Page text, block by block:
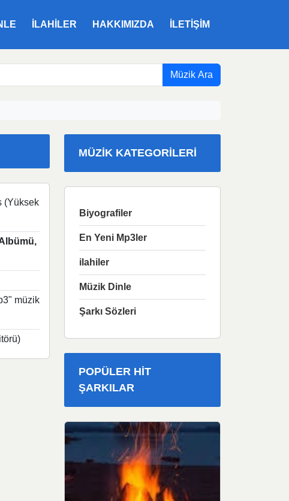
ILAHILER HAKKIMIZDA İLETIŞIM
Müzik Ara
(Yüksek
müzik
MÜZIK KATEGORILERI
Biyografiler
En Yeni Mp3ler
ilahiler
Müzik Dinle
Şarkı Sözleri
POPÜLER HIT
ŞARKILAR